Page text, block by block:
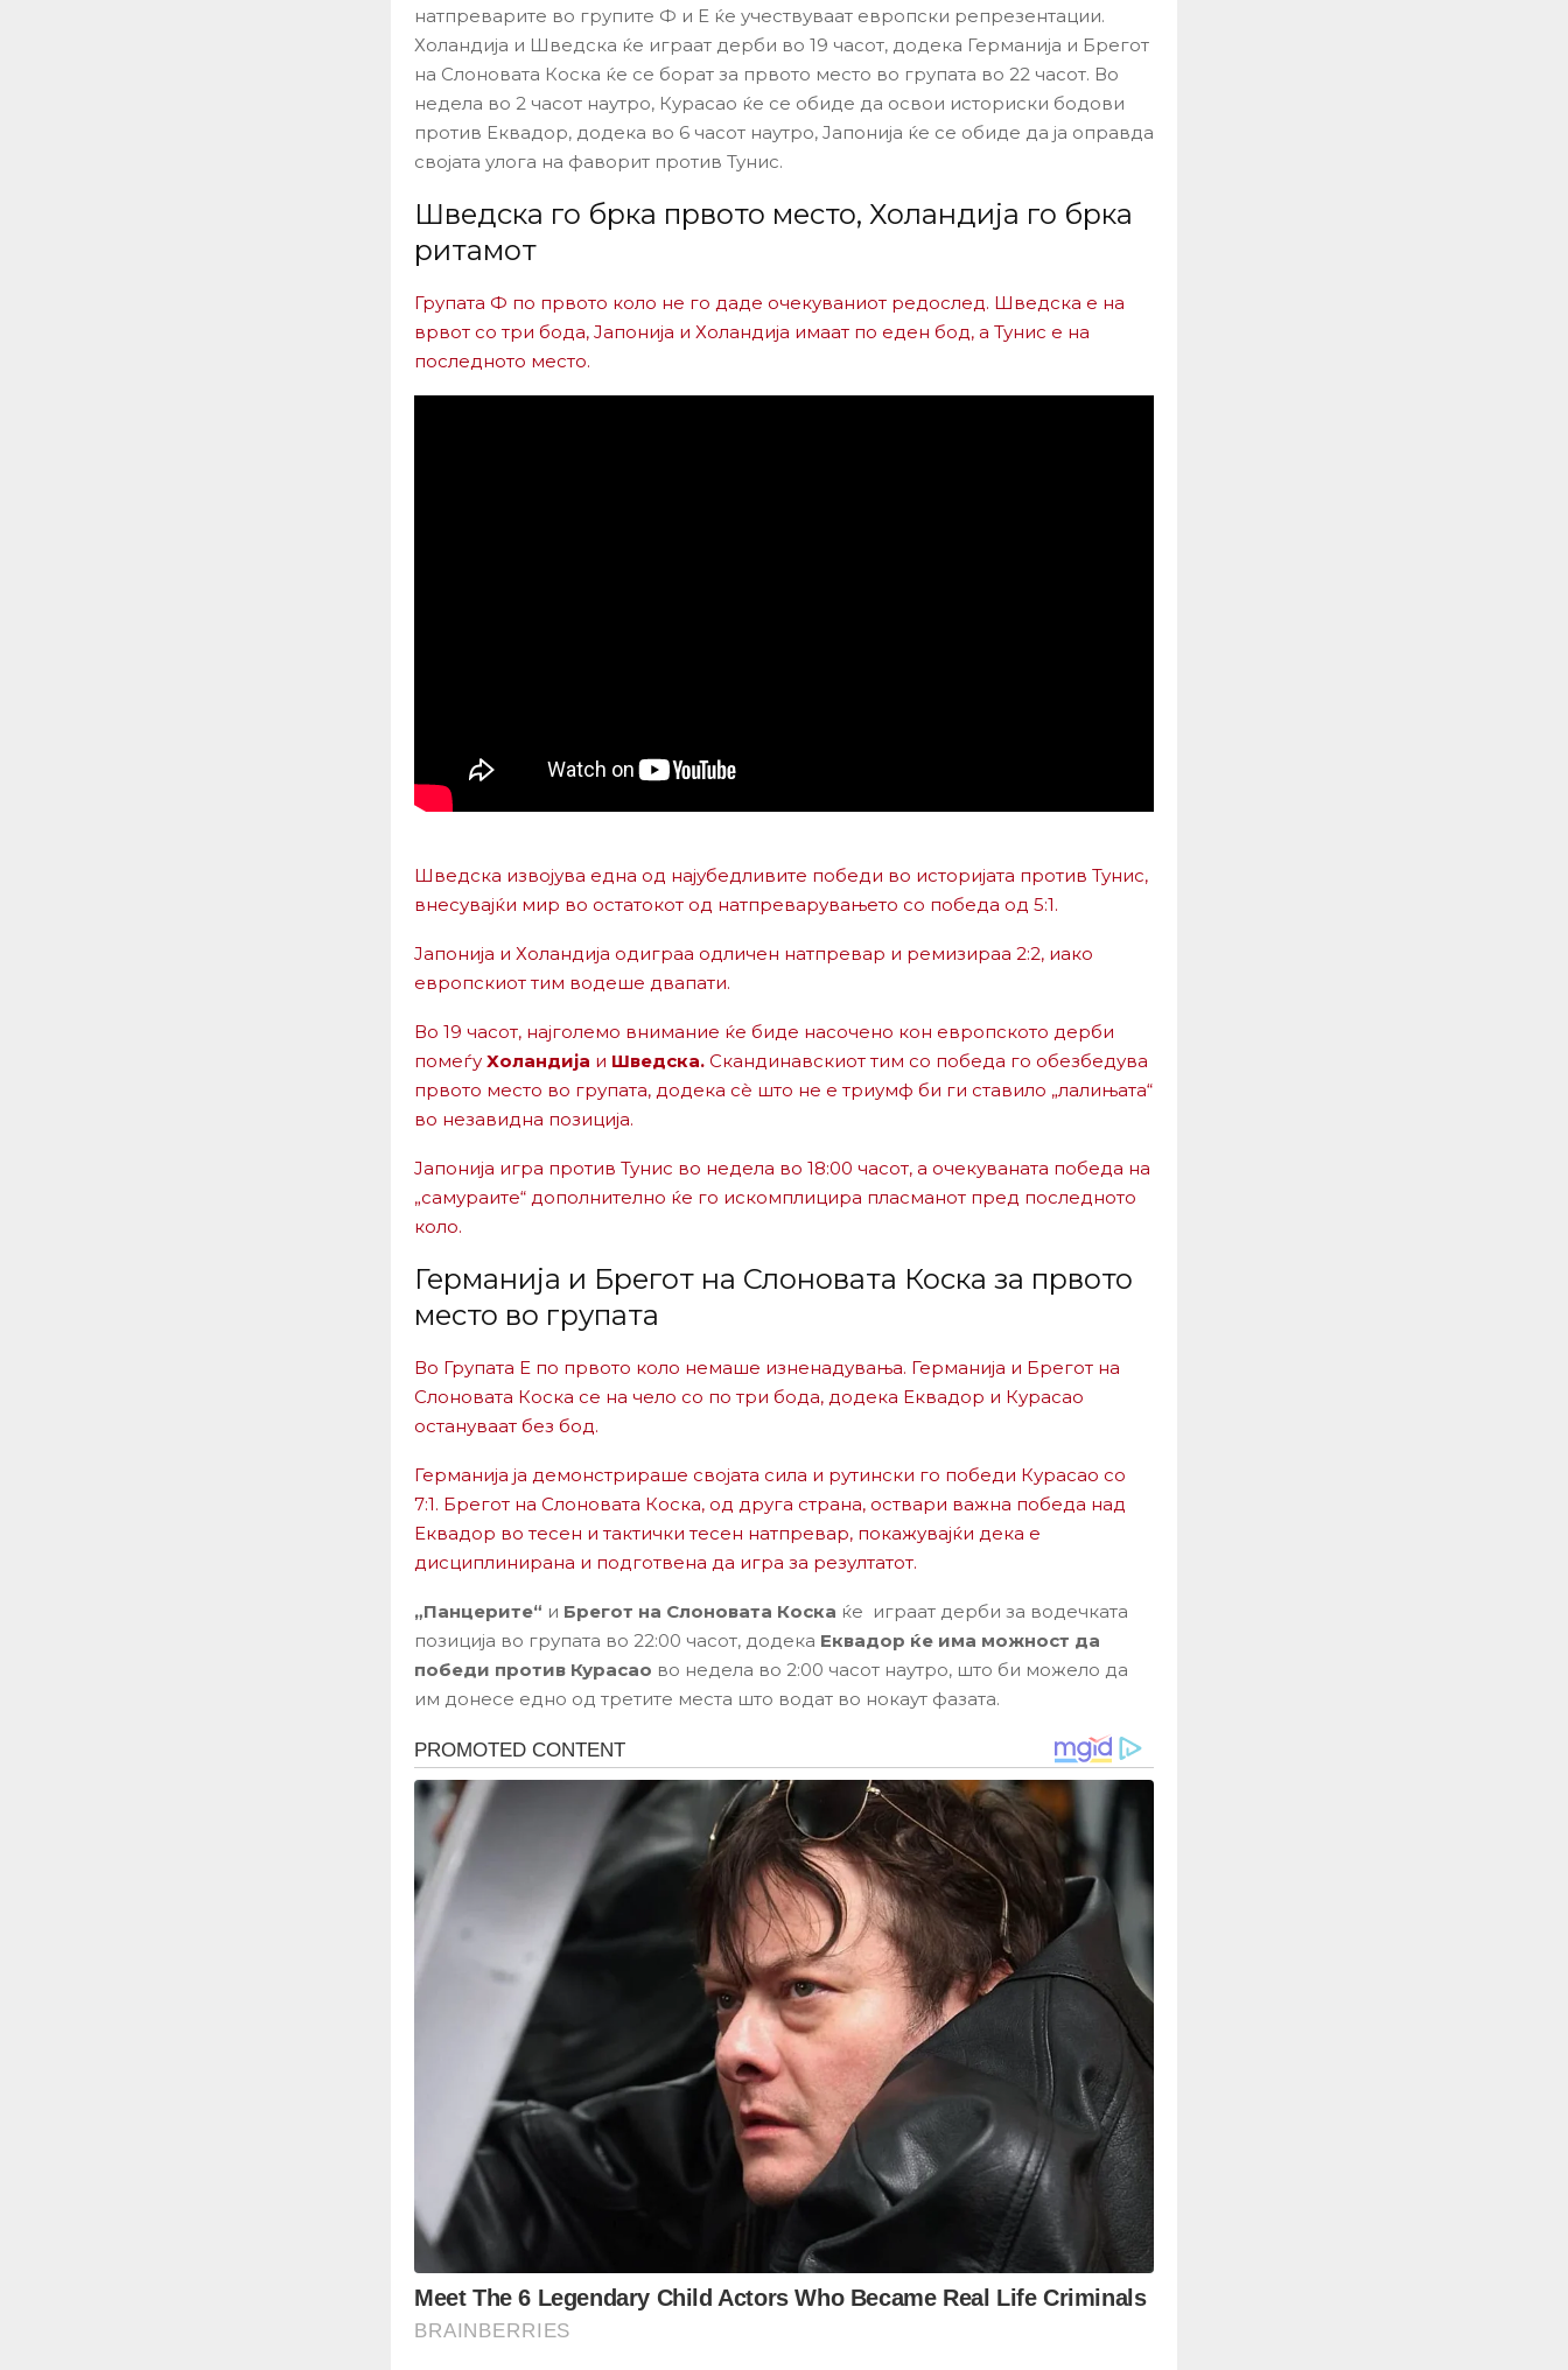
натпреварите во групите Ф и Е ќе учествуваат европски репрезентации.
Холандија и Шведска ќе играат дерби во 19 часот, додека Германија и Брегот
на Слоновата Коска ќе се борат за првото место во групата во 22 часот. Во
недела во 2 часот наутро, Курасао ќе се обиде да освои историски бодови
против Еквадор, додека во 6 часот наутро, Јапонија ќе се обиде да ја оправда
својата улога на фаворит против Тунис.
Шведска го брка првото место, Холандија го брка
ритамот
Групата Ф по првото коло не го даде очекуваниот редослед. Шведска е на
врвот со три бода, Јапонија и Холандија имаат по еден бод, а Тунис е на
последното место.
Шведска извојува една од најубедливите победи во историјата против Тунис,
внесувајќи мир во остатокот од натпреварувањето со победа од 5:1.
Јапонија и Холандија одиграа одличен натпревар и ремизираа 2:2, иако
европскиот тим водеше двапати.
Во 19 часот, најголемо внимание ќе биде насочено кон европското дерби
помеѓу Холандија и Шведска. Скандинавскиот тим со победа го обезбедува
првото место во групата, додека сè што не е триумф би ги ставило „лалињата“
во незавидна позиција.
Јапонија игра против Тунис во недела во 18:00 часот, а очекуваната победа на
„самураите“ дополнително ќе го искомплицира пласманот пред последното
коло.
Германија и Брегот на Слоновата Коска за првото
место во групата
Во Групата Е по првото коло немаше изненадувања. Германија и Брегот на
Слоновата Коска се на чело со по три бода, додека Еквадор и Курасао
остануваат без бод.
Германија ја демонстрираше својата сила и рутински го победи Курасао со
7:1. Брегот на Слоновата Коска, од друга страна, оствари важна победа над
Еквадор во тесен и тактички тесен натпревар, покажувајќи дека е
дисциплинирана и подготвена да игра за резултатот.
„Панцерите“ и Брегот на Слоновата Коска ќе играат дерби за водечката
позиција во групата во 22:00 часот, додека Еквадор ќе има можност да
победи против Курасао во недела во 2:00 часот наутро, што би можело да
им донесе едно од третите места што водат во нокаут фазата.